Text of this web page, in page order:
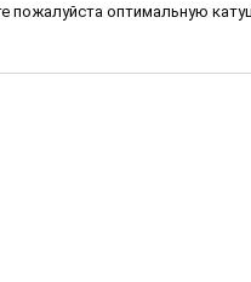
пожалуйста оптимальную